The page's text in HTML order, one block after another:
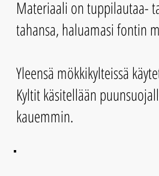
Materiaali on tuppilautaa-
tahansa, haluamasi fontin
Yleensä mökkikylteissä
Kyltit käsitellään
kauemmin.